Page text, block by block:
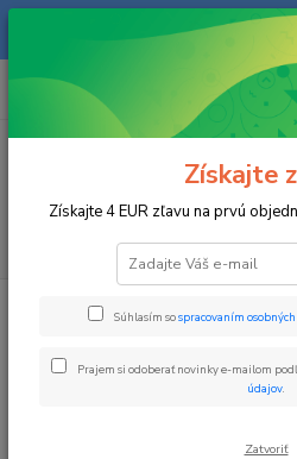
Na našom eshope sa priebežne pracuje
Vás obslúžime i telefonicky
+421903906066
(Po-Pia, 9-16 hod.)
Zimné športy
Slalomová tyč
Získajte
Získajte 4 EUR zľavu na prvú
Súhlasím sospracovaním
Prajem si odoberať novinky e-mailom
údajov
Zatvoriť